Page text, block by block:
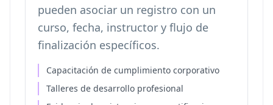
pueden asociar un registro con un
curso, fecha, instructor y flujo de
finalización específicos.
Capacitación de cumplimiento corporativo
Talleres de desarrollo profesional